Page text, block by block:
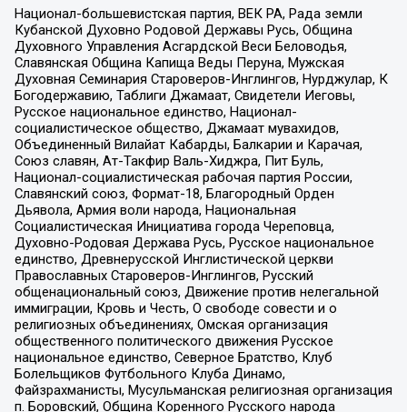
Национал-большевистская партия, ВЕК РА, Рада земли
Кубанской Духовно Родовой Державы Русь, Община
Духовного Управления Асгардской Веси Беловодья,
Славянская Община Капища Веды Перуна, Мужская
Духовная Семинария Староверов-Инглингов, Нурджулар, К
Богодержавию, Таблиги Джамаат, Свидетели Иеговы,
Русское национальное единство, Национал-
социалистическое общество, Джамаат мувахидов,
Объединенный Вилайат Кабарды, Балкарии и Карачая,
Союз славян, Ат-Такфир Валь-Хиджра, Пит Буль,
Национал-социалистическая рабочая партия России,
Славянский союз, Формат-18, Благородный Орден
Дьявола, Армия воли народа, Национальная
Социалистическая Инициатива города Череповца,
Духовно-Родовая Держава Русь, Русское национальное
единство, Древнерусской Инглистической церкви
Православных Староверов-Инглингов, Русский
общенациональный союз, Движение против нелегальной
иммиграции, Кровь и Честь, О свободе совести и о
религиозных объединениях, Омская организация
общественного политического движения Русское
национальное единство, Северное Братство, Клуб
Болельщиков Футбольного Клуба Динамо,
Файзрахманисты, Мусульманская религиозная организация
п. Боровский, Община Коренного Русского народа